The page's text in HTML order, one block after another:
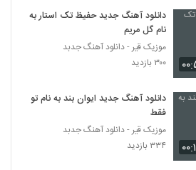
اشکان تصدی آهنگ دوسم نداشتی
علی لهراسبی آهنگ قول میدم
۲۸۴ بازدید
آهنگ روز های خوب از امیر آریا(پاپ)
۱۸۵ بازدید
دانلود آهنگ جدید حفیظ تک استار به
نام گل مریم
موزیک قیر - دانلود آهنگ جدبد
۳۰۰ بازدید
دانلود آهنگ جدید ایوان بند به نام تو
فقط
موزیک قیر - دانلود آهنگ جدبد
۳۳۴ بازدید